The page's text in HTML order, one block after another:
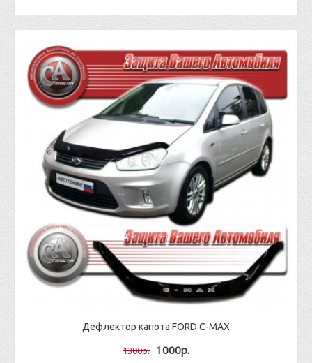
Дефлектор капота FORD C-MAX
1300р. 1000р.